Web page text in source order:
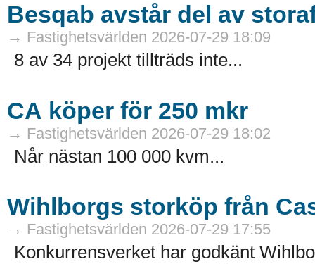
Besqab avstår del av
→ Fastighetsvärlden 2026-07-29 18:09
8 av 34 projekt tillträds inte...
CA köper för 250 mkr
→ Fastighetsvärlden 2026-07-29 18:02
Når nästan 100 000 kvm...
Wihlborgs storköp från
→ Fastighetsvärlden 2026-07-29 17:55
Konkurrensverket har godkänt